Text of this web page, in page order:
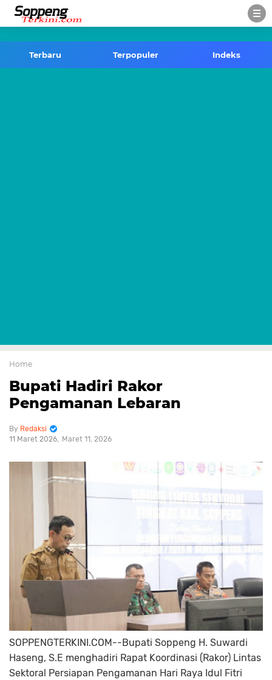
Terbaru Terpopuler Indeks
Home
Bupati Hadiri Rakor
Pengamanan Lebaran
Redaksi
11 Maret 2026
Maret 11, 2026
SOPPENGTERKINI.COM--Bupati Soppeng H. Suwardi
Haseng, S.E menghadiri Rapat Koordinasi (Rakor) Lintas
Sektoral Persiapan Pengamanan Hari Raya Idul Fitri